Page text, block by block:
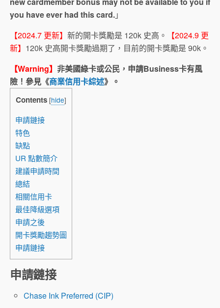
you have ever had this card.」
【2024.7 更新】 新的開卡獎勵是 120k 史高。
【2024.9 更
新】 120k 史高開卡獎勵過期了，目前的開卡獎勵是 90k。
【Warning】 非美國綠卡或公民，申請Business卡有風
險！參見《商業信用卡綜述》。
Contents [hide]
申請鏈接
特色
缺點
UR 點數簡介
建議申請時間
總結
相關信用卡
最佳降級選項
申請之後
開卡獎勵趨勢圖
申請鏈接
申請鏈接
Chase Ink Preferred (CIP)